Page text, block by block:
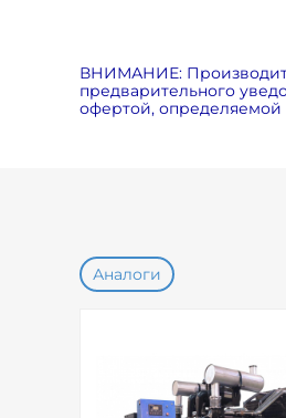
ВНИМАНИЕ:
предварительного
офертой,
Аналоги